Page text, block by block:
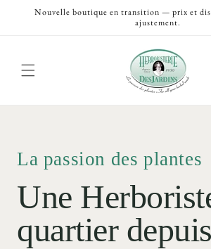
passer
Nouvelle boutique en transition — prix et
ajustement.
La passion des plantes
Une
quartier